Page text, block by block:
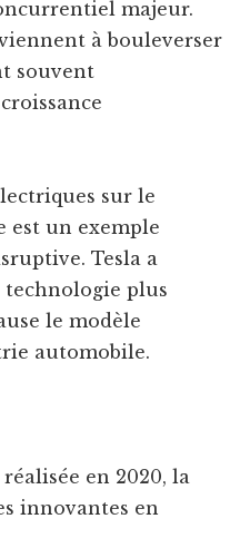
majeur.
à bouleverser
souvent
sur le
est un exemple
Tesla a
plus
le modèle
automobile.
en 2020, la
innovantes en